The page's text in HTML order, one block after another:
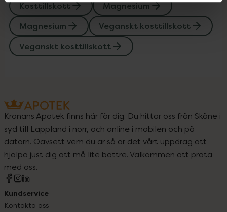
Kosttillskott
Magnesium
Magnesium
Veganskt kosttillskott
Veganskt kosttillskott
Kronans Apotek finns här för dig. Du hittar oss från Skåne i
syd till Lappland i norr, och online i mobilen och på
datorn. Oavsett vem du är så är det vårt uppdrag att
hjälpa just dig att må lite bättre. Välkommen att prata
med oss.
Kundservice
Kontakta oss